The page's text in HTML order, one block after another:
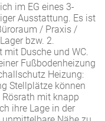
im EG eines 3-
Ausstattung. Es ist
/ Praxis /
bzw. 2.
mit Dusche und WC.
Fußbodenheizung
Heizung:
Stellplätze können
Rösrath mit knapp
ihre Lage in der